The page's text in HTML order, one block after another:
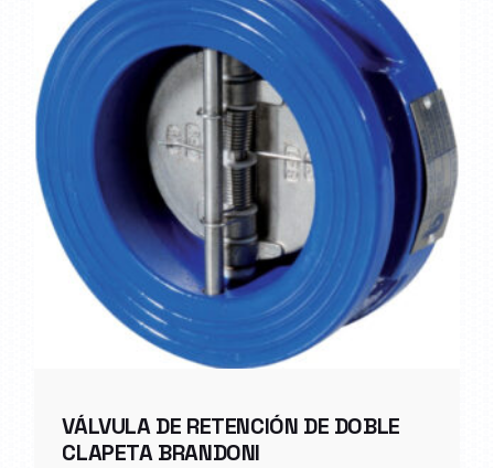
VÁLVULA DE RETENCIÓN DE DOBLE
CLAPETA BRANDONI